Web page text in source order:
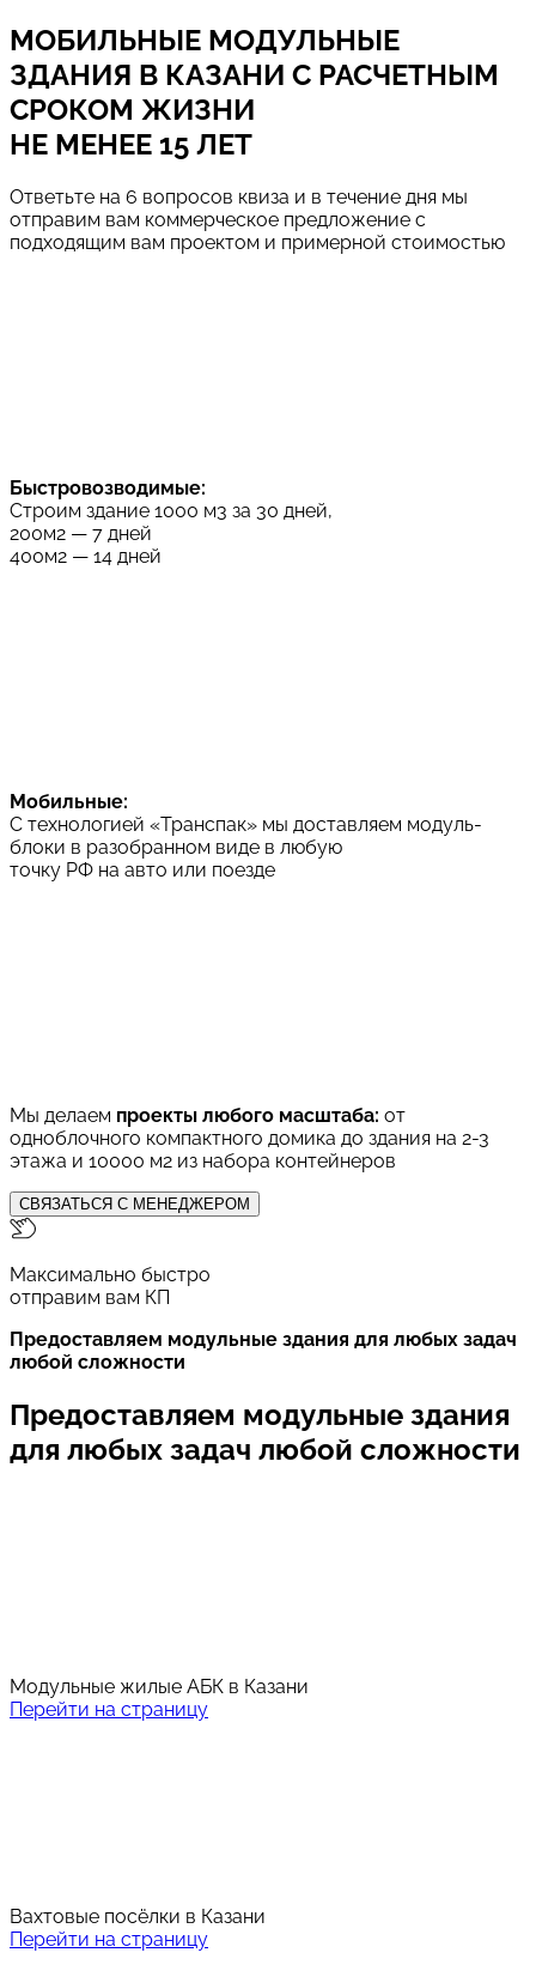
МОБИЛЬНЫЕ МОДУЛЬНЫЕ
ЗДАНИЯ В КАЗАНИ С РАСЧЕТНЫМ
СРОКОМ ЖИЗНИ
НЕ МЕНЕЕ 15 ЛЕТ
Ответьте на 6 вопросов квиза и в течение дня мы
отправим вам коммерческое предложение с
подходящим вам проектом и примерной стоимостью
Быстровозводимые:
Строим здание 1000 м3 за 30 дней,
200м2 — 7 дней
400м2 — 14 дней
Мобильные:
С технологией «Транспак» мы доставляем модуль-
блоки в разобранном виде в любую
точку РФ на авто или поезде
Мы делаем проекты любого масштаба: от
одноблочного компактного домика до здания на 2-3
этажа и 10000 м2 из набора контейнеров
СВЯЗАТЬСЯ С МЕНЕДЖЕРОМ
Максимально быстро
отправим вам КП
Предоставляем модульные здания для любых задач
любой сложности
Предоставляем модульные здания
для любых задач любой сложности
Модульные жилые АБК в Казани
Перейти на страницу
Вахтовые посёлки в Казани
Перейти на страницу